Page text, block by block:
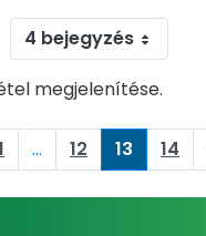
4 bejegyzés
megjelenítése.
Oldal
...Köztes oldalak
Oldal
12 Oldal
13 14